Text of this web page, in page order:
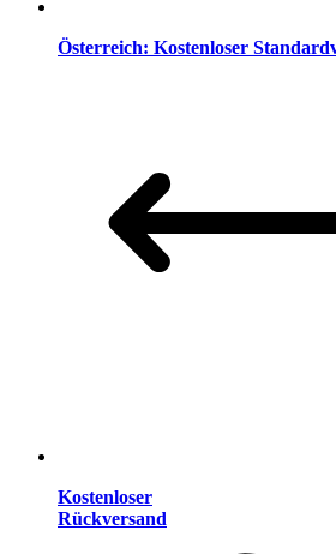
Österreich: Kostenloser
Kostenloser
Rückversand